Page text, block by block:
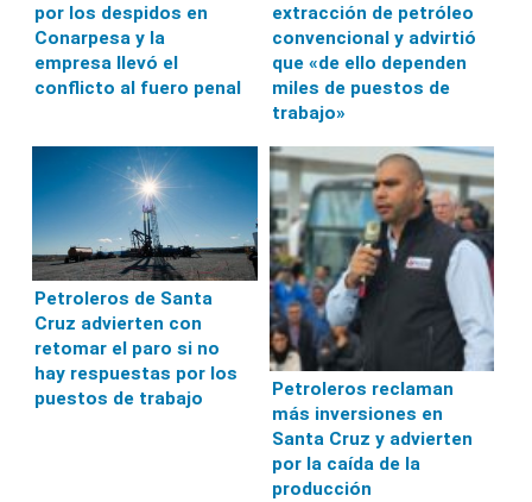
por los despidos en
Conarpesa y la
empresa llevó el
conflicto al fuero penal
extracción de petróleo
convencional y advirtió
que «de ello dependen
miles de puestos de
trabajo»
Petroleros de Santa
Cruz advierten con
retomar el paro si no
hay respuestas por los
puestos de trabajo
Petroleros reclaman
más inversiones en
Santa Cruz y advierten
por la caída de la
producción